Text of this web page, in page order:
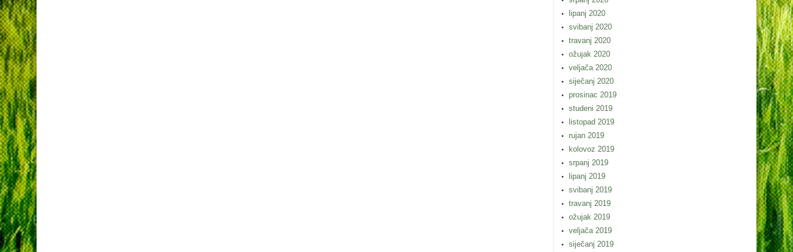
lipanj 2020
svibanj 2020
travanj 2020
ožujak 2020
veljača 2020
siječanj 2020
prosinac 2019
studeni 2019
listopad 2019
rujan 2019
kolovoz 2019
srpanj 2019
lipanj 2019
svibanj 2019
travanj 2019
ožujak 2019
veljača 2019
siječanj 2019